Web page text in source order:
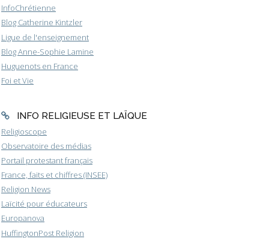
InfoChrétienne
Blog Catherine Kintzler
Ligue de l'enseignement
Blog Anne-Sophie Lamine
Huguenots en France
Foi et Vie
INFO RELIGIEUSE ET LAÏQUE
Religioscope
Observatoire des médias
Portail protestant français
France, faits et chiffres (INSEE)
Religion News
Laïcité pour éducateurs
Europanova
HuffingtonPost Religion